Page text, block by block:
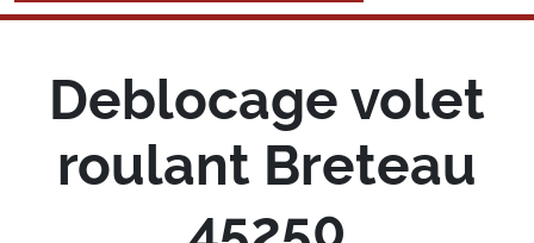
Deblocage volet
roulant Breteau